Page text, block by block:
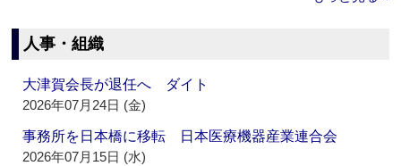
人事・組織
大津賀会長が退任へ ダイト
2026年07月24日 (金)
事務所を日本橋に移転 日本医療機器産業連合会
2026年07月15日 (水)